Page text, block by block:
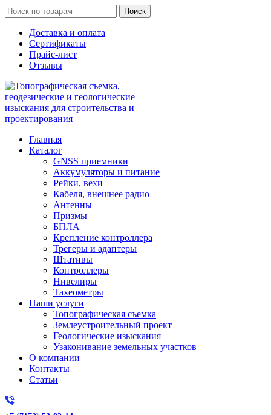
Поиск
Доставка и оплата
Сертификаты
Прайс-лист
Отзывы
Главная
Каталог
GNSS приемники
Аккумуляторы и питание
Рейки, вехи
Кабеля, внешнее радио
Антенны
Призмы
БПЛА
Крепление контроллера
Трегеры и адаптеры
Штативы
Контроллеры
Нивелиры
Тахеометры
Наши услуги
Топографическая съемка
Землеустроительный проект
Геологические изыскания
Узаконивание земельных участков
О компании
Контакты
Статьи